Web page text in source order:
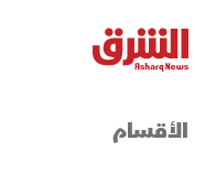
الأقسام